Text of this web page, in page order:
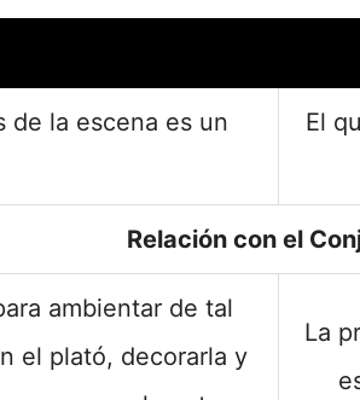
de la escena es un
El
Relación con el
ambientar de tal
el plató, decorarla y
La